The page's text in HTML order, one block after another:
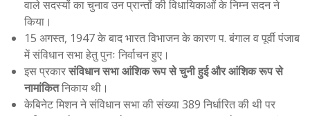
वाले सदस्यों का चुनाव उन प्रान्तों की विधायिकाओं के निम्न सदन ने
किया।
15 अगस्त, 1947 के बाद भारत विभाजन के कारण प. बंगाल व पूर्वी पंजाब
में संविधान सभा हेतु पुनः निर्वाचन हुए।
इस प्रकारसंविधान सभा आंशिक रूप से चुनी हुई और आंशिक रूप से
नामांकितनिकाय थी।
केबिनेट मिशन ने संविधान सभा की संख्या 389 निर्धारित की थी पर